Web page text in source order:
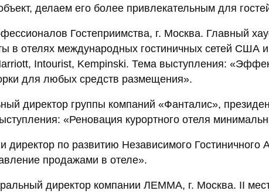
делаем его более привлекательным для
Гостеприимства, г. Москва. Главный
в отелях международных гостиничных сетей США
Intourist, Kempinski. Тема выступления:
для любых средств размещения».
директор группы компаний «Фанталис»,
«Реновация курортного отеля
по развитию Независимого Гостиничного
продажами в отеле».
директор компании ЛЕММА, г. Москва. II